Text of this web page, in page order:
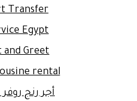
Transfer
Egypt
and Greet.
rental
أجر رنج روفر